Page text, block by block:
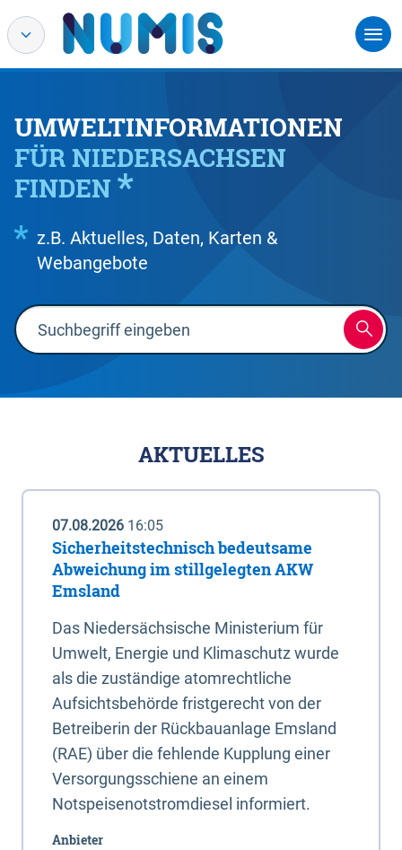
UMWELTINFORMATIONEN
FÜR NIEDERSACHSEN
FINDEN
z.B. Aktuelles, Daten, Karten &
Webangebote
AKTUELLES
07.08.2026 16:05
Sicherheitstechnisch bedeutsame
Abweichung im stillgelegten AKW
Emsland
Das Niedersächsische Ministerium für
Umwelt, Energie und Klimaschutz wurde
als die zuständige atomrechtliche
Aufsichtsbehörde fristgerecht von der
Betreiberin der Rückbauanlage Emsland
(RAE) über die fehlende Kupplung einer
Versorgungsschiene an einem
Notspeisenotstromdiesel informiert.
Anbieter